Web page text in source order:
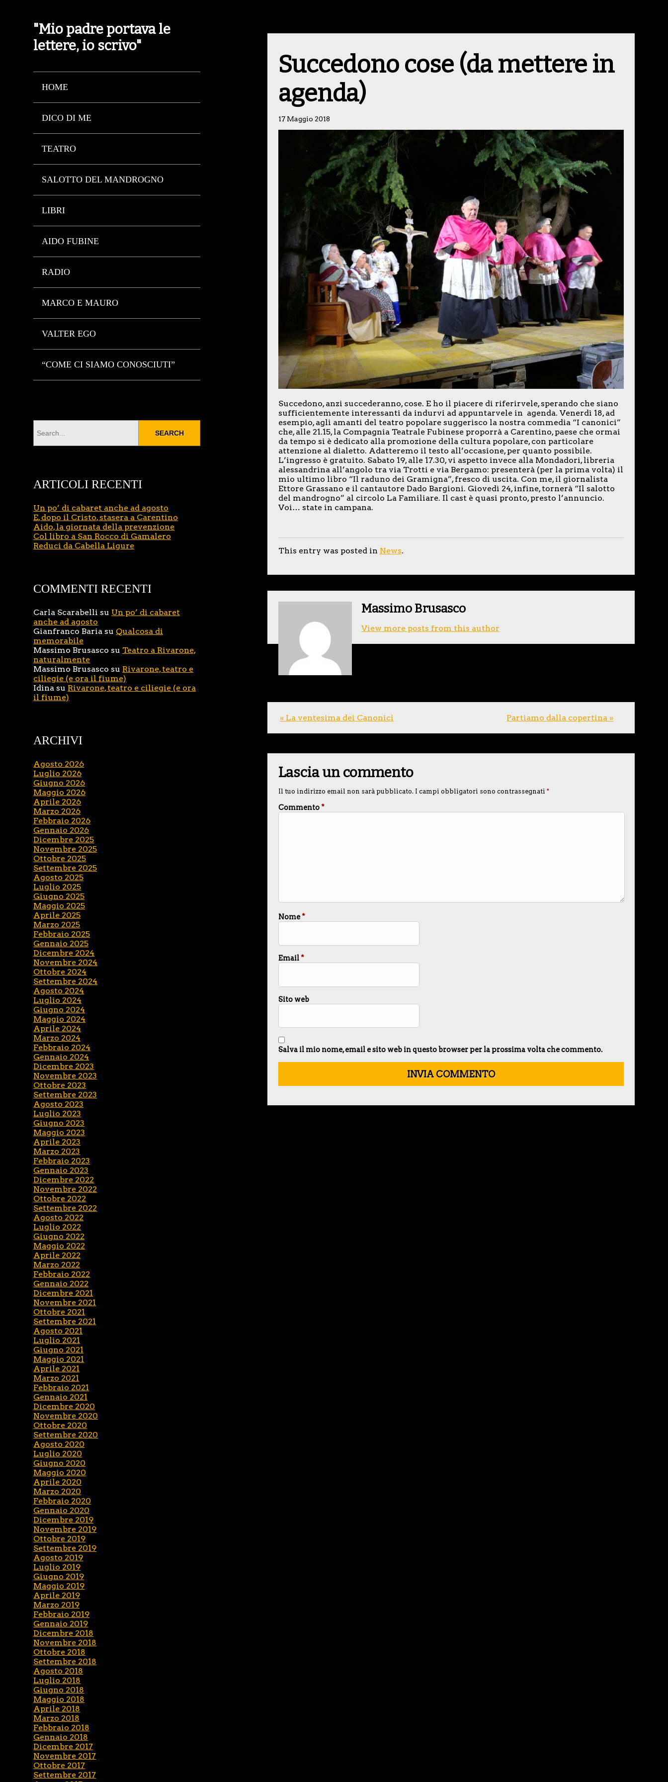
"Mio padre portava le
lettere, io scrivo"
HOME
DICO DI ME
TEATRO
SALOTTO DEL MANDROGNO
LIBRI
AIDO FUBINE
RADIO
MARCO E MAURO
VALTER EGO
“COME CI SIAMO CONOSCIUTI”
Succedono cose (da mettere in
agenda)
17 Maggio 2018
Succedono, anzi succederanno, cose. E ho il piacere di riferirvele, sperando che siano
sufficientemente interessanti da indurvi ad appuntarvele in agenda. Venerdì 18, ad
esempio, agli amanti del teatro popolare suggerisco la nostra commedia “I canonici”
che, alle 21.15, la Compagnia Teatrale Fubinese proporrà a Carentino, paese che ormai
da tempo si è dedicato alla promozione della cultura popolare, con particolare
attenzione al dialetto. Adatteremo il testo all’occasione, per quanto possibile.
L’ingresso è gratuito. Sabato 19, alle 17.30, vi aspetto invece alla Mondadori, libreria
alessandrina all’angolo tra via Trotti e via Bergamo: presenterà (per la prima volta) il
mio ultimo libro “Il raduno dei Gramigna”, fresco di uscita. Con me, il giornalista
Ettore Grassano e il cantautore Dado Bargioni. Giovedì 24, infine, tornerà “Il salotto
del mandrogno” al circolo La Familiare. Il cast è quasi pronto, presto l’annuncio.
Voi… state in campana.
This entry was posted in News.
Massimo Brusasco
View more posts from this author
« La ventesima dei Canonici Partiamo dalla copertina »
Lascia un commento
Il tuo indirizzo email non sarà pubblicato. I campi obbligatori sono contrassegnati *
Commento*
Nome*
Email*
Sito web
Salva il mio nome, email e sito web in questo browser per la prossima volta che commento.
ARTICOLI RECENTI
Un po’ di cabaret anche ad agosto
E, dopo il Cristo, stasera a Carentino
Aido, la giornata della prevenzione
Col libro a San Rocco di Gamalero
Reduci da Cabella Ligure
COMMENTI RECENTI
Carla Scarabelli su Un po’ di cabaret
anche ad agosto
Gianfranco Baria su Qualcosa di
memorabile
Massimo Brusasco su Teatro a Rivarone,
naturalmente
Massimo Brusasco su Rivarone, teatro e
ciliegie (e ora il fiume)
Idina su Rivarone, teatro e ciliegie (e ora
il fiume)
ARCHIVI
Agosto 2026
Luglio 2026
Giugno 2026
Maggio 2026
Aprile 2026
Marzo 2026
Febbraio 2026
Gennaio 2026
Dicembre 2025
Novembre 2025
Ottobre 2025
Settembre 2025
Agosto 2025
Luglio 2025
Giugno 2025
Maggio 2025
Aprile 2025
Marzo 2025
Febbraio 2025
Gennaio 2025
Dicembre 2024
Novembre 2024
Ottobre 2024
Settembre 2024
Agosto 2024
Luglio 2024
Giugno 2024
Maggio 2024
Aprile 2024
Marzo 2024
Febbraio 2024
Gennaio 2024
Dicembre 2023
Novembre 2023
Ottobre 2023
Settembre 2023
Agosto 2023
Luglio 2023
Giugno 2023
Maggio 2023
Aprile 2023
Marzo 2023
Febbraio 2023
Gennaio 2023
Dicembre 2022
Novembre 2022
Ottobre 2022
Settembre 2022
Agosto 2022
Luglio 2022
Giugno 2022
Maggio 2022
Aprile 2022
Marzo 2022
Febbraio 2022
Gennaio 2022
Dicembre 2021
Novembre 2021
Ottobre 2021
Settembre 2021
Agosto 2021
Luglio 2021
Giugno 2021
Maggio 2021
Aprile 2021
Marzo 2021
Febbraio 2021
Gennaio 2021
Dicembre 2020
Novembre 2020
Ottobre 2020
Settembre 2020
Agosto 2020
Luglio 2020
Giugno 2020
Maggio 2020
Aprile 2020
Marzo 2020
Febbraio 2020
Gennaio 2020
Dicembre 2019
Novembre 2019
Ottobre 2019
Settembre 2019
Agosto 2019
Luglio 2019
Giugno 2019
Maggio 2019
Aprile 2019
Marzo 2019
Febbraio 2019
Gennaio 2019
Dicembre 2018
Novembre 2018
Ottobre 2018
Settembre 2018
Agosto 2018
Luglio 2018
Giugno 2018
Maggio 2018
Aprile 2018
Marzo 2018
Febbraio 2018
Gennaio 2018
Dicembre 2017
Novembre 2017
Ottobre 2017
Settembre 2017